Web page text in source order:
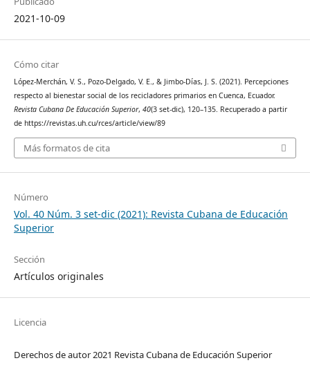
2021-10-09
Cómo citar
López-Merchán, V. S., Pozo-Delgado, V. E., & Jimbo-Días, J. S. (2021). Percepciones
respecto al bienestar social de los recicladores primarios en Cuenca, Ecuador.
Revista Cubana De Educación Superior, 40(3 set-dic), 120–135. Recuperado a partir
de https://revistas.uh.cu/rces/article/view/89
Más formatos de cita
Número
Vol. 40 Núm. 3 set-dic (2021): Revista Cubana de Educación
Superior
Sección
Artículos originales
Licencia
Derechos de autor 2021 Revista Cubana de Educación Superior